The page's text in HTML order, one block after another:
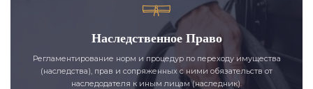
Наследственное Право
Регламентирование норм и процедур по переходу имущества
(наследства), прав и сопряженных с ними обязательств от
наследодателя к иным лицам (наследник).